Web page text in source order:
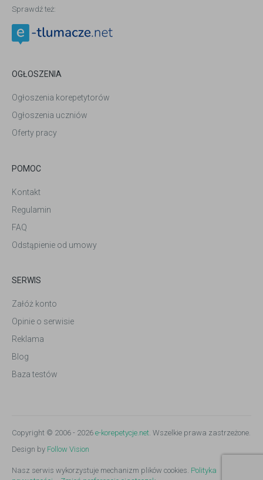
Sprawdź też:
OGŁOSZENIA
Ogłoszenia korepetytorów
Ogłoszenia uczniów
Oferty pracy
POMOC
Kontakt
Regulamin
FAQ
Odstąpienie od umowy
SERWIS
Załóż konto
Opinie o serwisie
Reklama
Blog
Baza testów
Copyright © 2006 - 2026 e-korepetycje.net. Wszelkie prawa zastrzeżone.
Design by Follow Vision
Nasz serwis wykorzystuje mechanizm plików cookies. Polityka